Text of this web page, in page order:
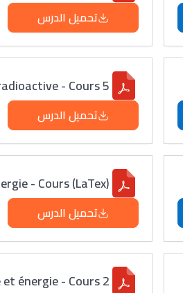
تحميل الدرس
- Cours 5
تحميل الدرس
- Cours (LaTex)
تحميل الدرس
énergie - Cours 2